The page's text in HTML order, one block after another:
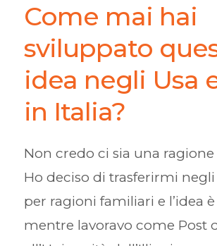
Come mai hai
sviluppato
idea negli Usa
in Italia?
Non credo ci sia una ragione
Ho deciso di trasferirmi
per ragioni familiari e l’idea
mentre lavoravo come Post